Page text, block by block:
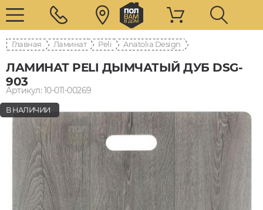
Главная Ламинат Peli Anatolia Design
ЛАМИНАТ PELI ДЫМЧАТЫЙ ДУБ DSG-
903
Артикул: 10-011-00269
В НАЛИЧИИ